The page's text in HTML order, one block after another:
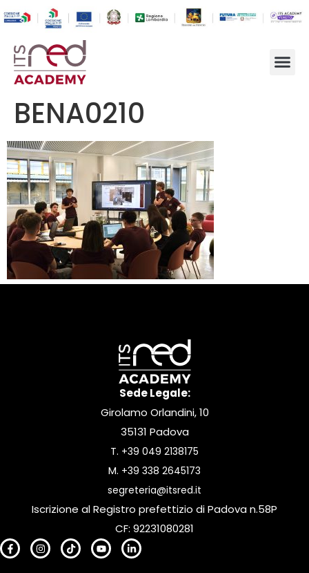
BENA0210
Sede Legale:
Girolamo Orlandini, 10
35131 Padova
T. +39 049 2138175
M. +39 338 2645173
segreteria@itsred.it
Iscrizione al Registro prefettizio di Padova n.58P
CF: 92231080281